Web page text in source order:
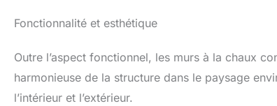
Fonctionnalité et esthétique
Outre l’aspect fonctionnel, les murs à la chaux
harmonieuse de la structure dans le paysage
l’intérieur et l’extérieur.